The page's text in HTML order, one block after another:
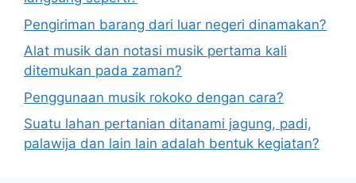
Pengiriman barang dari luar negeri dinamakan?
Alat musik dan notasi musik pertama kali
ditemukan pada zaman?
Penggunaan musik rokoko dengan cara?
Suatu lahan pertanian ditanami jagung, padi,
palawija dan lain lain adalah bentuk kegiatan?